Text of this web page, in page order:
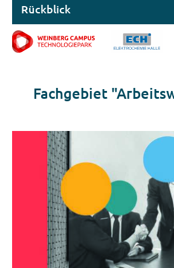
Rückblick
Fachgebiet